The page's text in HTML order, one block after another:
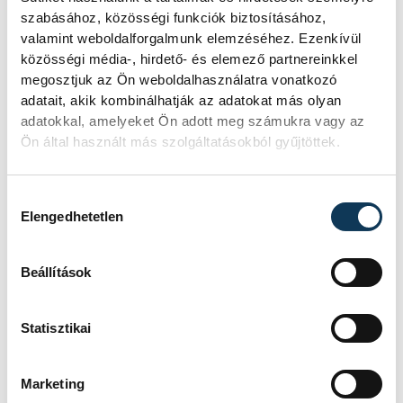
szabásához, közösségi funkciók biztosításához,
valamint weboldalforgalmunk elemzéséhez. Ezenkívül
közösségi média-, hirdető- és elemező partnereinkkel
megosztjuk az Ön weboldalhasználatra vonatkozó
adatait, akik kombinálhatják az adatokat más olyan
adatokkal, amelyeket Ön adott meg számukra vagy az
Ön által használt más szolgáltatásokból gyűjtöttek.
Elengedhetetlen
Beállítások
Statisztikai
Marketing
tapasztaltakat. Ebben az egyik fő
mozgatórugója a kötet címlapján is
szereplő Rasovszky Kristóf volt, aki először
a Veszprém Televízióban mesélt neki az
ötkarikás játékokkal kapcsolatos
érzéseiről, de a kötetben szereplő 38
Lakiné Tóth-Harsányi Katalin, Kiss Balázs
kötet is, hiszen az írását, a történetek
Laki Katiék bronzérmet szereztek az 1976-